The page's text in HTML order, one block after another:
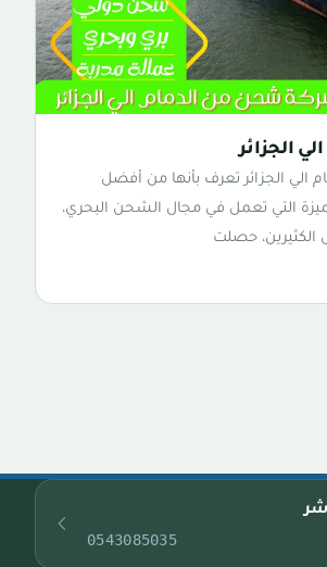
الجزائر
الجزائر تعرف بأنها من أفضل
التي تعمل في مجال الشحن البحري،
حصلت
0543085035